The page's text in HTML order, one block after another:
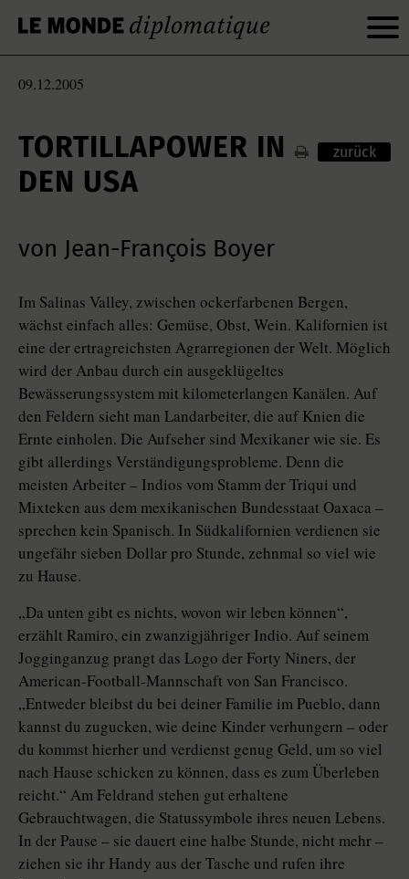
09.12.2005
TORTILLAPOWER IN
DEN USA
zurück
von Jean-François Boyer
Im Salinas Valley, zwischen ockerfarbenen Bergen,
wächst einfach alles: Gemüse, Obst, Wein. Kalifornien ist
eine der ertragreichsten Agrarregionen der Welt. Möglich
wird der Anbau durch ein ausgeklügeltes
Bewässerungssystem mit kilometerlangen Kanälen. Auf
den Feldern sieht man Landarbeiter, die auf Knien die
Ernte einholen. Die Aufseher sind Mexikaner wie sie. Es
gibt allerdings Verständigungsprobleme. Denn die
meisten Arbeiter – Indios vom Stamm der Triqui und
Mixteken aus dem mexikanischen Bundesstaat Oaxaca –
sprechen kein Spanisch. In Südkalifornien verdienen sie
ungefähr sieben Dollar pro Stunde, zehnmal so viel wie
zu Hause.
„Da unten gibt es nichts, wovon wir leben können“,
erzählt Ramiro, ein zwanzigjähriger Indio. Auf seinem
Jogginganzug prangt das Logo der Forty Niners, der
American-Football-Mannschaft von San Francisco.
„Entweder bleibst du bei deiner Familie im Pueblo, dann
kannst du zugucken, wie deine Kinder verhungern – oder
du kommst hierher und verdienst genug Geld, um so viel
nach Hause schicken zu können, dass es zum Überleben
reicht.“ Am Feldrand stehen gut erhaltene
Gebrauchtwagen, die Statussymbole ihres neuen Lebens.
In der Pause – sie dauert eine halbe Stunde, nicht mehr –
ziehen sie ihr Handy aus der Tasche und rufen ihre